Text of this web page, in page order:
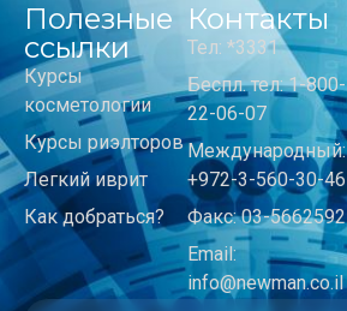
Полезные
ссылки
Курсы
косметологии
Курсы риэлторов
Легкий иврит
Как добраться?
Контакты
Тел: *3331
Беспл. тел: 1-800-
22-06-07
Международный:
+972-3-560-30-46
Факс: 03-5662592
Email:
info@newman.co.il